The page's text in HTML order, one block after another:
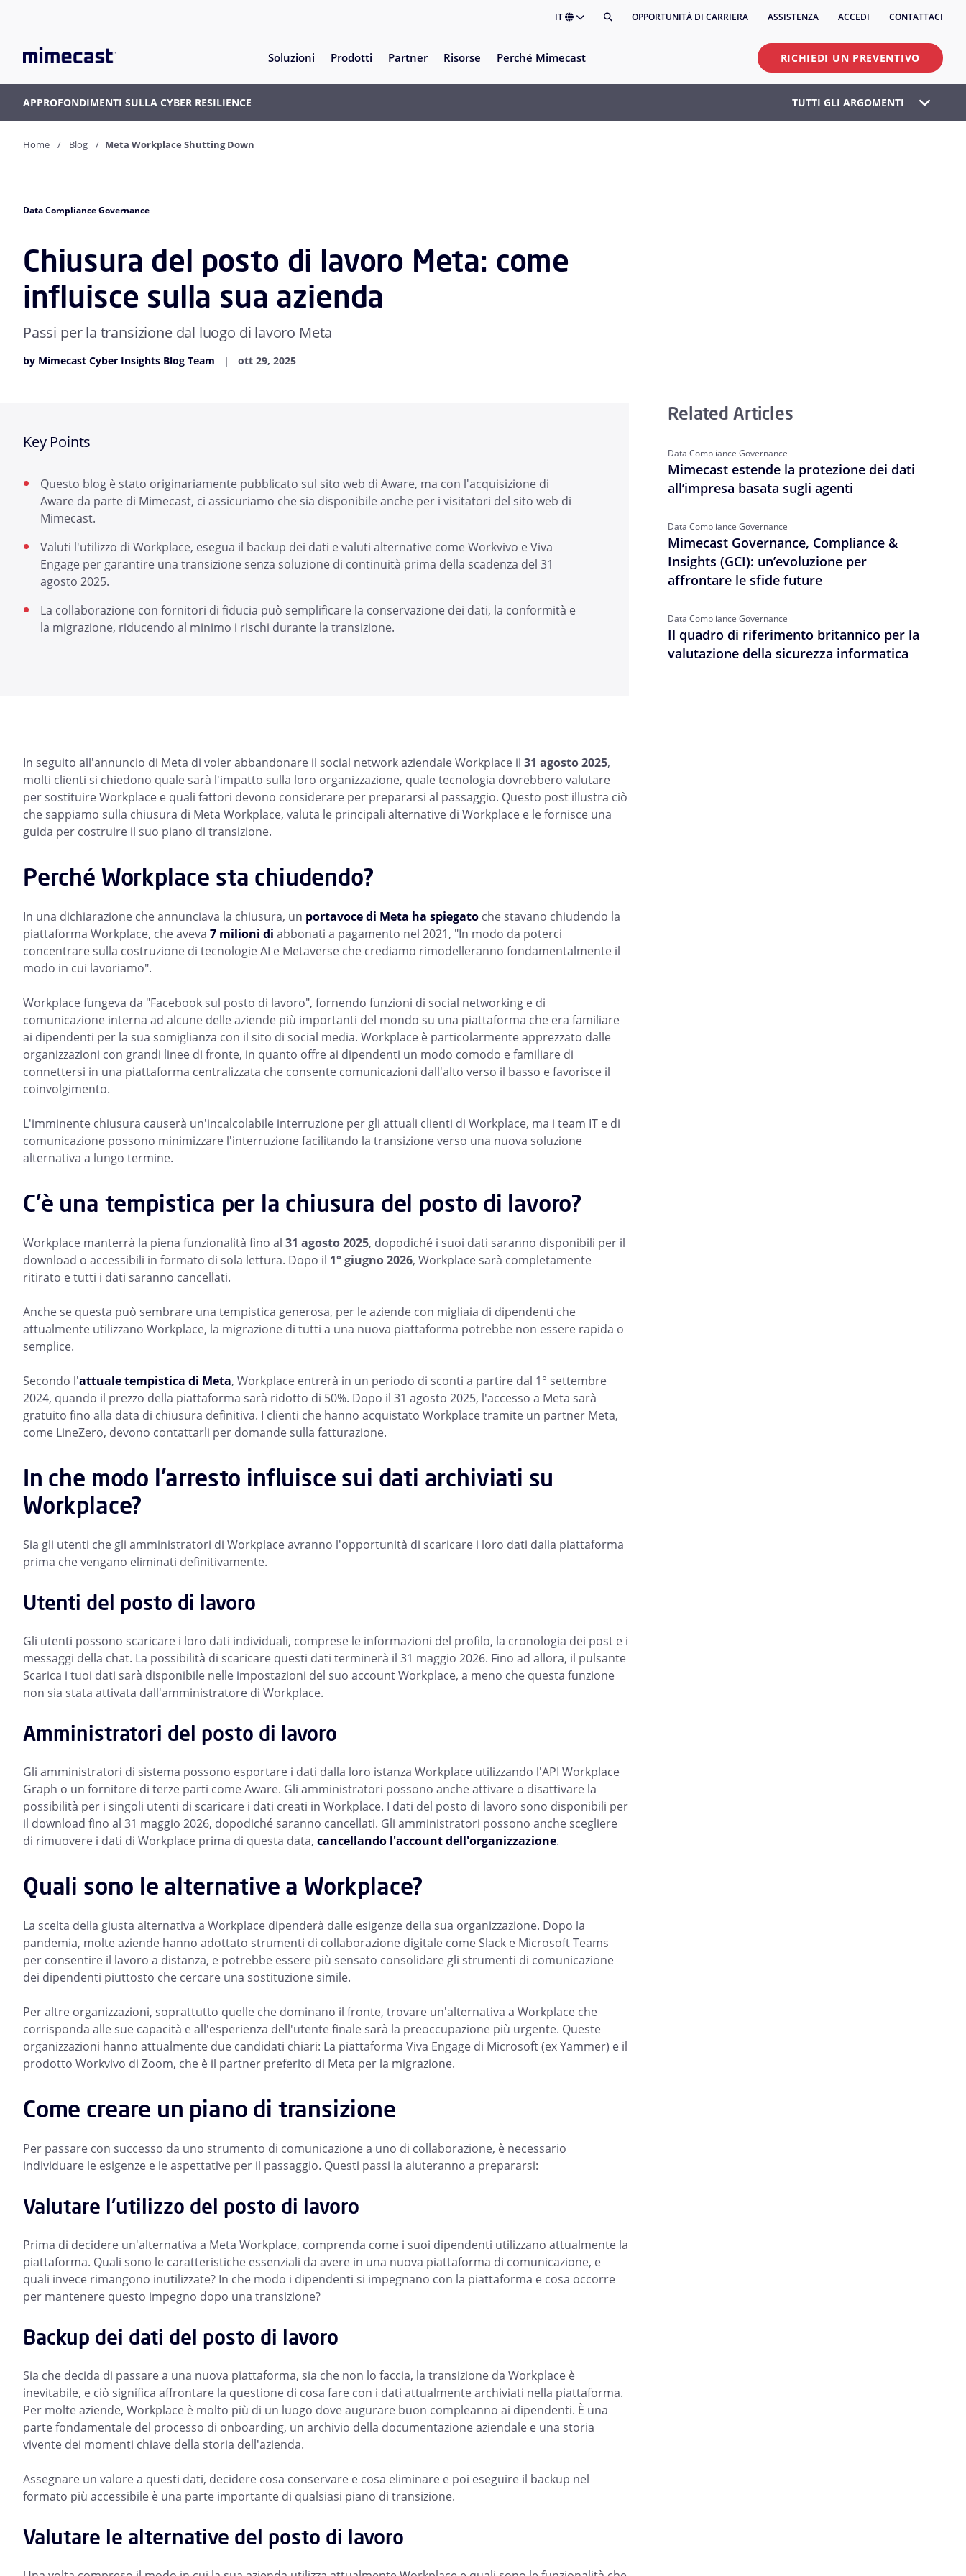
IT OPPORTUNITÀ DI CARRIERA ASSISTENZA ACCEDI CONTATTACI
Soluzioni Prodotti Partner Risorse Perché Mimecast RICHIEDI UN PREVENTIVO
APPROFONDIMENTI SULLA CYBER RESILIENCE TUTTI GLI ARGOMENTI
Home Blog Meta Workplace Shutting Down
Data Compliance Governance
Chiusura del posto di lavoro Meta: come
influisce sulla sua azienda
Passi per la transizione dal luogo di lavoro Meta
by Mimecast Cyber Insights Blog Team ott 29, 2025
Key Points
Questo blog è stato originariamente pubblicato sul sito web di Aware, ma con l'acquisizione di
Aware da parte di Mimecast, ci assicuriamo che sia disponibile anche per i visitatori del sito web di
Mimecast.
Valuti l'utilizzo di Workplace, esegua il backup dei dati e valuti alternative come Workvivo e Viva
Engage per garantire una transizione senza soluzione di continuità prima della scadenza del 31
agosto 2025.
La collaborazione con fornitori di fiducia può semplificare la conservazione dei dati, la conformità e
la migrazione, riducendo al minimo i rischi durante la transizione.
In seguito all'annuncio di Meta di voler abbandonare il social network aziendale Workplace il 31 agosto 2025,
molti clienti si chiedono quale sarà l'impatto sulla loro organizzazione, quale tecnologia dovrebbero valutare
per sostituire Workplace e quali fattori devono considerare per prepararsi al passaggio. Questo post illustra ciò
che sappiamo sulla chiusura di Meta Workplace, valuta le principali alternative di Workplace e le fornisce una
guida per costruire il suo piano di transizione.
Perché Workplace sta chiudendo?
In una dichiarazione che annunciava la chiusura, un portavoce di Meta ha spiegato che stavano chiudendo la
piattaforma Workplace, che aveva 7 milioni di abbonati a pagamento nel 2021, "In modo da poterci
concentrare sulla costruzione di tecnologie AI e Metaverse che crediamo rimodelleranno fondamentalmente il
modo in cui lavoriamo".
Workplace fungeva da "Facebook sul posto di lavoro", fornendo funzioni di social networking e di
comunicazione interna ad alcune delle aziende più importanti del mondo su una piattaforma che era familiare
ai dipendenti per la sua somiglianza con il sito di social media. Workplace è particolarmente apprezzato dalle
organizzazioni con grandi linee di fronte, in quanto offre ai dipendenti un modo comodo e familiare di
connettersi in una piattaforma centralizzata che consente comunicazioni dall'alto verso il basso e favorisce il
coinvolgimento.
L'imminente chiusura causerà un'incalcolabile interruzione per gli attuali clienti di Workplace, ma i team IT e di
comunicazione possono minimizzare l'interruzione facilitando la transizione verso una nuova soluzione
alternativa a lungo termine.
C'è una tempistica per la chiusura del posto di lavoro?
Workplace manterrà la piena funzionalità fino al 31 agosto 2025, dopodiché i suoi dati saranno disponibili per il
download o accessibili in formato di sola lettura. Dopo il 1° giugno 2026, Workplace sarà completamente
ritirato e tutti i dati saranno cancellati.
Anche se questa può sembrare una tempistica generosa, per le aziende con migliaia di dipendenti che
attualmente utilizzano Workplace, la migrazione di tutti a una nuova piattaforma potrebbe non essere rapida o
semplice.
Secondo l'attuale tempistica di Meta, Workplace entrerà in un periodo di sconti a partire dal 1° settembre
2024, quando il prezzo della piattaforma sarà ridotto di 50%. Dopo il 31 agosto 2025, l'accesso a Meta sarà
gratuito fino alla data di chiusura definitiva. I clienti che hanno acquistato Workplace tramite un partner Meta,
come LineZero, devono contattarli per domande sulla fatturazione.
In che modo l'arresto influisce sui dati archiviati su
Workplace?
Sia gli utenti che gli amministratori di Workplace avranno l'opportunità di scaricare i loro dati dalla piattaforma
prima che vengano eliminati definitivamente.
Utenti del posto di lavoro
Gli utenti possono scaricare i loro dati individuali, comprese le informazioni del profilo, la cronologia dei post e i
messaggi della chat. La possibilità di scaricare questi dati terminerà il 31 maggio 2026. Fino ad allora, il pulsante
Scarica i tuoi dati sarà disponibile nelle impostazioni del suo account Workplace, a meno che questa funzione
non sia stata attivata dall'amministratore di Workplace.
Amministratori del posto di lavoro
Gli amministratori di sistema possono esportare i dati dalla loro istanza Workplace utilizzando l'API Workplace
Graph o un fornitore di terze parti come Aware. Gli amministratori possono anche attivare o disattivare la
possibilità per i singoli utenti di scaricare i dati creati in Workplace. I dati del posto di lavoro sono disponibili per
il download fino al 31 maggio 2026, dopodiché saranno cancellati. Gli amministratori possono anche scegliere
di rimuovere i dati di Workplace prima di questa data, cancellando l'account dell'organizzazione.
Quali sono le alternative a Workplace?
La scelta della giusta alternativa a Workplace dipenderà dalle esigenze della sua organizzazione. Dopo la
pandemia, molte aziende hanno adottato strumenti di collaborazione digitale come Slack e Microsoft Teams
per consentire il lavoro a distanza, e potrebbe essere più sensato consolidare gli strumenti di comunicazione
dei dipendenti piuttosto che cercare una sostituzione simile.
Per altre organizzazioni, soprattutto quelle che dominano il fronte, trovare un'alternativa a Workplace che
corrisponda alle sue capacità e all'esperienza dell'utente finale sarà la preoccupazione più urgente. Queste
organizzazioni hanno attualmente due candidati chiari: La piattaforma Viva Engage di Microsoft (ex Yammer) e il
prodotto Workvivo di Zoom, che è il partner preferito di Meta per la migrazione.
Come creare un piano di transizione
Per passare con successo da uno strumento di comunicazione a uno di collaborazione, è necessario
individuare le esigenze e le aspettative per il passaggio. Questi passi la aiuteranno a prepararsi:
Valutare l'utilizzo del posto di lavoro
Prima di decidere un'alternativa a Meta Workplace, comprenda come i suoi dipendenti utilizzano attualmente la
piattaforma. Quali sono le caratteristiche essenziali da avere in una nuova piattaforma di comunicazione, e
quali invece rimangono inutilizzate? In che modo i dipendenti si impegnano con la piattaforma e cosa occorre
per mantenere questo impegno dopo una transizione?
Backup dei dati del posto di lavoro
Sia che decida di passare a una nuova piattaforma, sia che non lo faccia, la transizione da Workplace è
inevitabile, e ciò significa affrontare la questione di cosa fare con i dati attualmente archiviati nella piattaforma.
Per molte aziende, Workplace è molto più di un luogo dove augurare buon compleanno ai dipendenti. È una
parte fondamentale del processo di onboarding, un archivio della documentazione aziendale e una storia
vivente dei momenti chiave della storia dell'azienda.
Assegnare un valore a questi dati, decidere cosa conservare e cosa eliminare e poi eseguire il backup nel
formato più accessibile è una parte importante di qualsiasi piano di transizione.
Valutare le alternative del posto di lavoro
Related Articles
Data Compliance Governance
Mimecast estende la protezione dei dati
all’impresa basata sugli agenti
Data Compliance Governance
Mimecast Governance, Compliance &
Insights (GCI): un’evoluzione per
affrontare le sfide future
Data Compliance Governance
Il quadro di riferimento britannico per la
valutazione della sicurezza informatica